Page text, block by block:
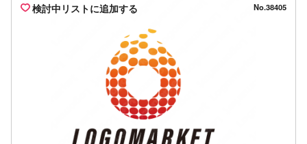
検討中リストに追加する No.38405